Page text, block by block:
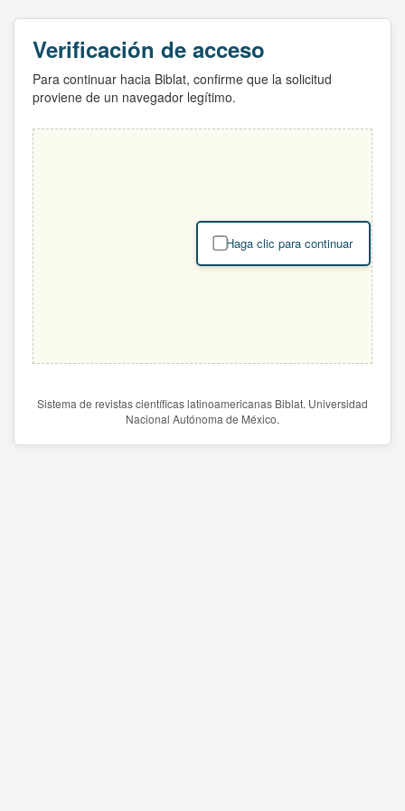
Verificación de acceso
Para continuar hacia Biblat, confirme que la solicitud
proviene de un navegador legítimo.
Haga clic para continuar
Sistema de revistas científicas latinoamericanas Biblat. Universidad
Nacional Autónoma de México.